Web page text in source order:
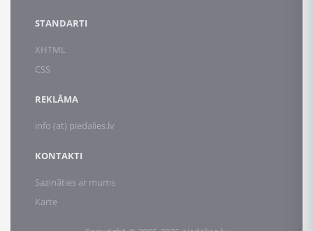
STANDARTI
XHTML
CSS
REKLĀMA
info (at) piedalies.lv
KONTAKTI
Sazināties ar mums
Karte